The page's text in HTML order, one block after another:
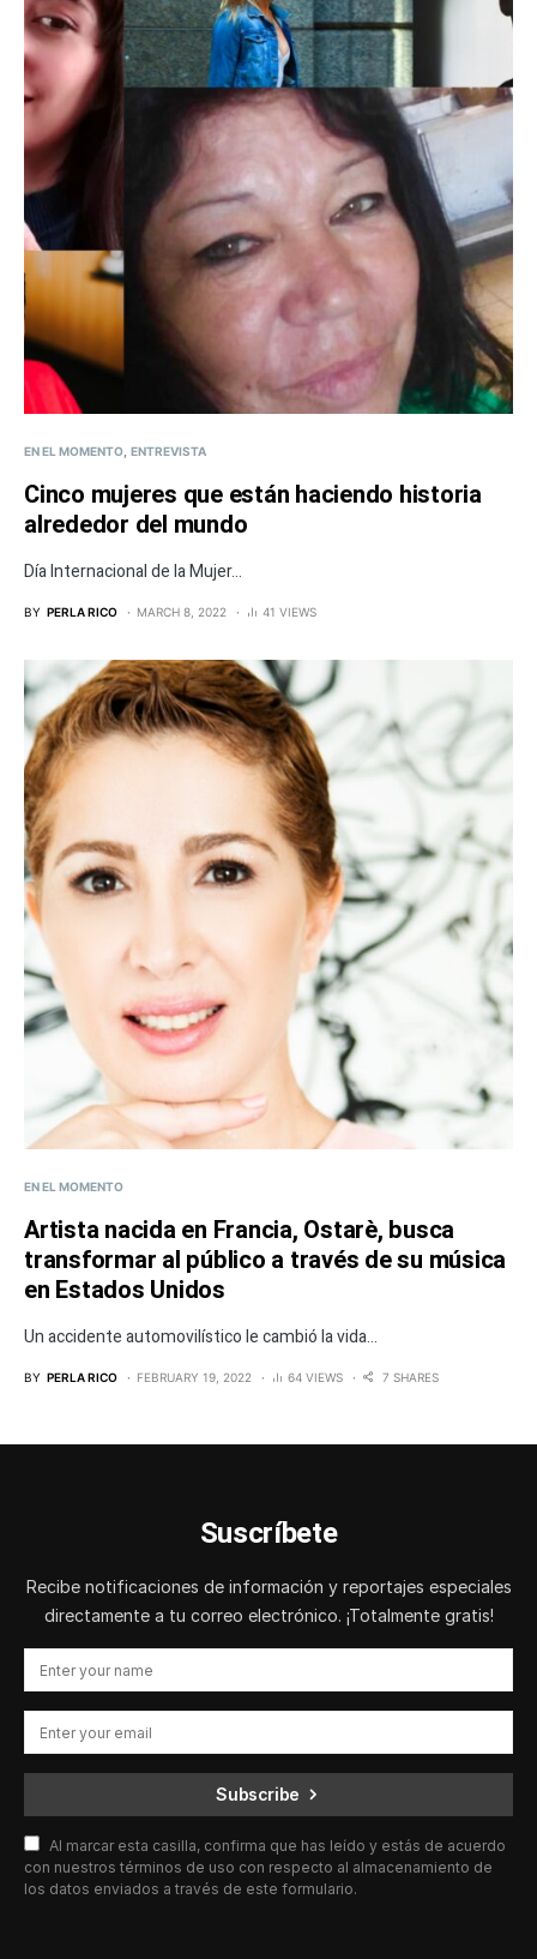
EN EL MOMENTO ENTREVISTA
Cinco mujeres que están haciendo historia
alrededor del mundo
Día Internacional de la Mujer...
BY PERLA RICO MARCH 8, 2022 41 VIEWS
EN EL MOMENTO
Artista nacida en Francia, Ostarè, busca
transformar al público a través de su música
en Estados Unidos
Un accidente automovilístico le cambió la vida...
BY PERLA RICO FEBRUARY 19, 2022 64 VIEWS 7 SHARES
Suscríbete
Recibe notificaciones de información y reportajes especiales
directamente a tu correo electrónico. ¡Totalmente gratis!
Subscribe
Al marcar esta casilla, confirma que has leído y estás de acuerdo
con nuestros términos de uso con respecto al almacenamiento de
los datos enviados a través de este formulario.